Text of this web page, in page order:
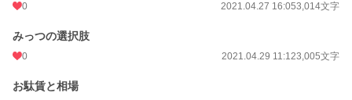
0 2021.04.27 16:053,014文字
みっつの選択肢
0 2021.04.29 11:123,005文字
お駄賃と相場